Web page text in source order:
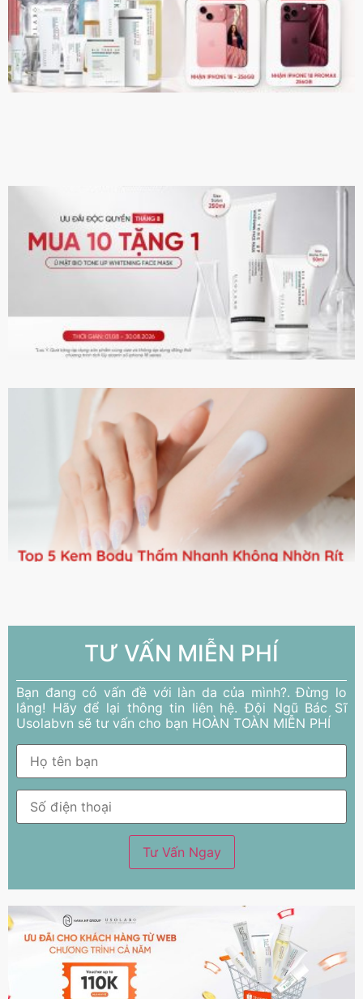
TƯ VẤN MIỄN PHÍ
Bạn đang có vấn đề với làn da của mình?. Đừng lo
lắng! Hãy để lại thông tin liên hệ. Đội Ngũ Bác Sĩ
Usolabvn sẽ tư vấn cho bạn HOÀN TOÀN MIỄN PHÍ